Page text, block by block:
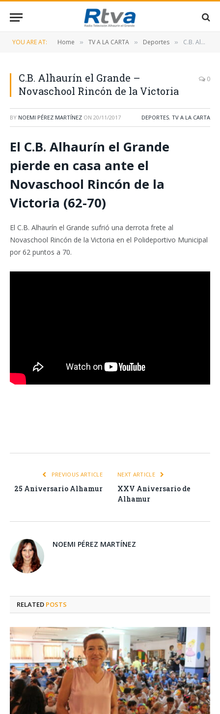
YOU ARE AT: Home » TV A LA CARTA » Deportes » C.B. Alhaurín el Grande – Novaschool Rincón de la Victoria
C.B. Alhaurín el Grande –
Novaschool Rincón de la Victoria
0
BY NOEMI PÉREZ MARTÍNEZ ON 20/11/2017 DEPORTES, TV A LA CARTA
El C.B. Alhaurín el Grande
pierde en casa ante el
Novaschool Rincón de la
Victoria (62-70)
El C.B. Alhaurín el Grande sufrió una derrota frete al
Novaschool Rincón de la Victoria en el Polideportivo Municipal
por 62 puntos a 70.
PREVIOUS ARTICLE
25 Aniversario Alhamur
NEXT ARTICLE
XXV Aniversario de
Alhamur
NOEMI PÉREZ MARTÍNEZ
RELATED POSTS